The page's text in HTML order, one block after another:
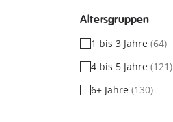
Altersgruppen
1 bis 3 Jahre (64)
4 bis 5 Jahre (121)
6+ Jahre (130)